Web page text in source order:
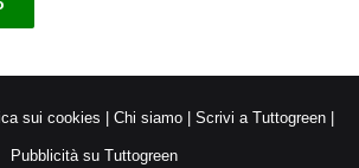
sui cookies Chi siamo| Scrivi a Tuttogreen|
Pubblicità su Tuttogreen